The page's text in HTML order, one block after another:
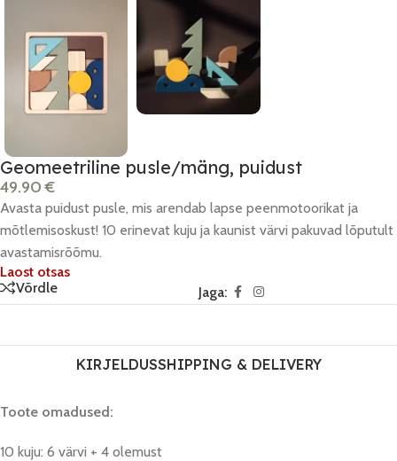
Geomeetriline pusle/mäng, puidust
49.90€
Avasta puidust pusle, mis arendab lapse peenmotoorikat ja
mõtlemisoskust! 10 erinevat kuju ja kaunist värvi pakuvad lõputult
avastamisrõõmu.
Laost otsas
Võrdle
Jaga:
KIRJELDUSSHIPPING & DELIVERY
Toote omadused:
10 kuju: 6 värvi + 4 olemust